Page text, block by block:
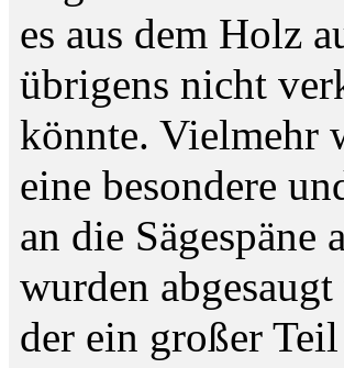
es aus dem Holz
übrigens nicht
könnte. Vielmehr
eine besondere
an die Sägespäne
wurden
der ein großer